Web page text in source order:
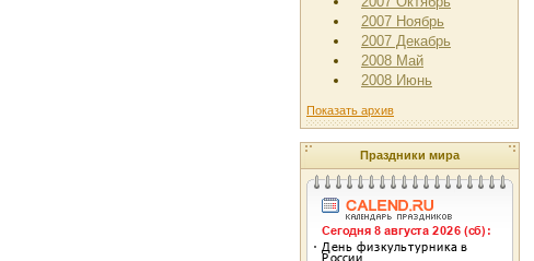
2007 Ноябрь
2007 Декабрь
2008 Май
2008 Июнь
Показать архив
Праздники мира